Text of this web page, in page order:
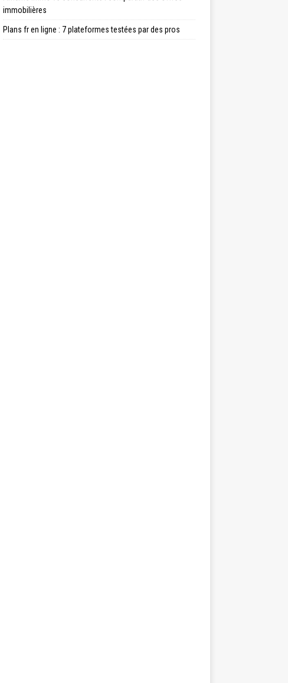
immobilières
Plans fr en ligne : 7 plateformes testées par des pros